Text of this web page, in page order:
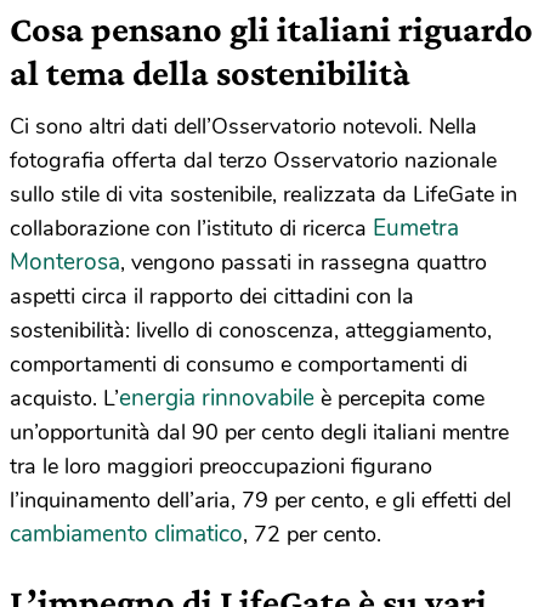
Cosa pensano gli italiani riguardo
al tema della sostenibilità
Ci sono altri dati dell’Osservatorio notevoli. Nella
fotografia offerta dal terzo Osservatorio nazionale
sullo stile di vita sostenibile, realizzata da LifeGate in
collaborazione con l’istituto di ricerca Eumetra
Monterosa, vengono passati in rassegna quattro
aspetti circa il rapporto dei cittadini con la
sostenibilità: livello di conoscenza, atteggiamento,
comportamenti di consumo e comportamenti di
acquisto. L’energia rinnovabile è percepita come
un’opportunità dal 90 per cento degli italiani mentre
tra le loro maggiori preoccupazioni figurano
l’inquinamento dell’aria, 79 per cento, e gli effetti del
cambiamento climatico, 72 per cento.